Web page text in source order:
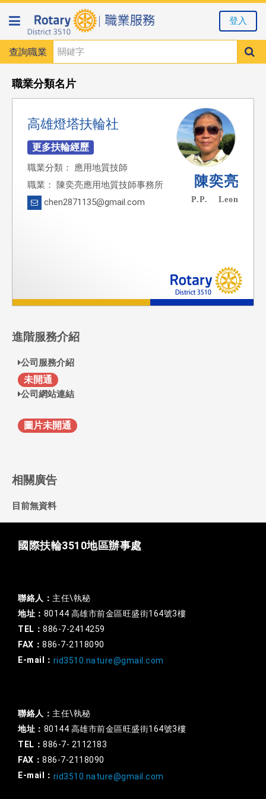
查詢職業
登入
職業分類名片
高雄燈塔扶輪社
職業分類： 應用地質技師
職業： 陳奕亮應用地質技師事務所
chen2871135@gmail.com
陳奕亮
P.P. Leon
進階服務介紹
公司服務介紹
未開通
公司網站連結
圖片未開通
相關廣告
目前無資料
國際扶輪3510地區辦事處
聯絡人： 主任\執秘
地址： 80144 高雄市前金區旺盛街164號3樓
TEL： 886-7-2414259
FAX： 886-7-2118090
E-mail： rid3510.nature@gmail.com
聯絡人： 主任\執秘
地址： 80144 高雄市前金區旺盛街164號3樓
TEL： 886-7- 2112183
FAX： 886-7-2118090
E-mail： rid3510.nature@gmail.com